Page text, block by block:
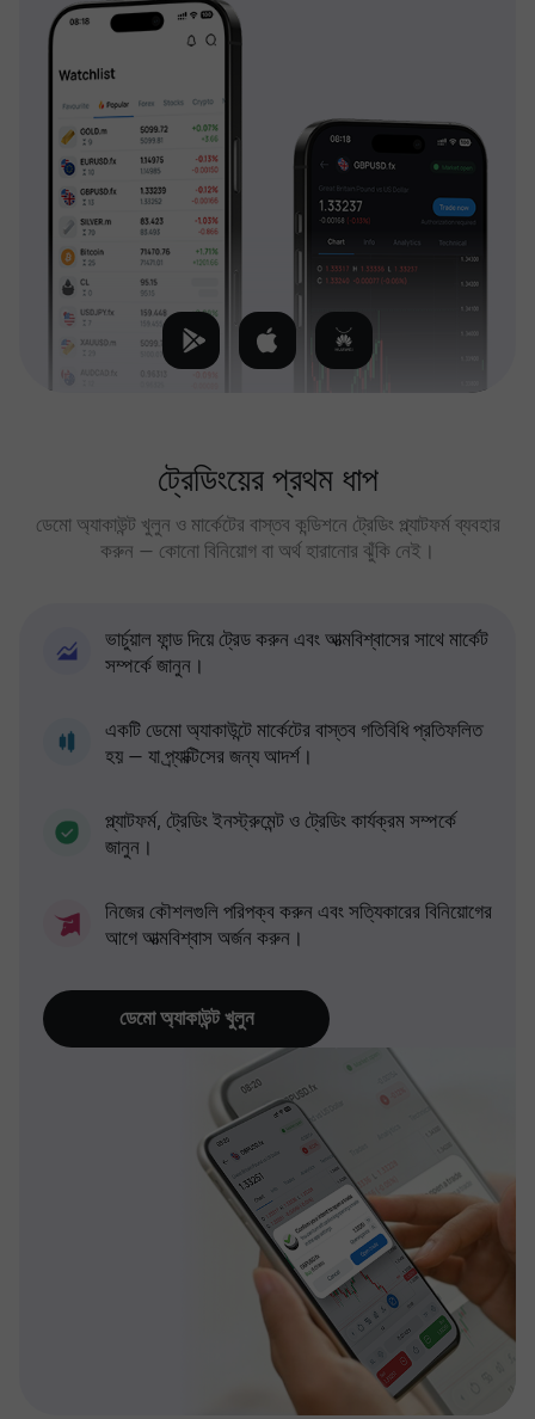
ট্রেডিংয়ের প্রথম ধাপ
ডেমো অ্যাকাউন্ট খুলুন ও মার্কেটের বাস্তব কন্ডিশনে ট্রেডিং প্ল্যাটফর্ম ব্যবহার
করুন — কোনো বিনিয়োগ বা অর্থ হারানোর ঝুঁকি নেই।
ভার্চুয়াল ফান্ড দিয়ে ট্রেড করুন এবং আত্মবিশ্বাসের সাথে মার্কেট
সম্পর্কে জানুন।
একটি ডেমো অ্যাকাউন্টে মার্কেটের বাস্তব গতিবিধি প্রতিফলিত
হয় — যা প্র্যাক্টিসের জন্য আদর্শ।
প্ল্যাটফর্ম, ট্রেডিং ইনস্ট্রুমেন্ট ও ট্রেডিং কার্যক্রম সম্পর্কে
জানুন।
নিজের কৌশলগুলি পরিপক্ব করুন এবং সত্যিকারের বিনিয়োগের
আগে আত্মবিশ্বাস অর্জন করুন।
ডেমো অ্যাকাউন্ট খুলুন